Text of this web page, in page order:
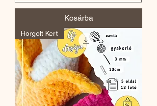
Kosárba
Horgolt Kert